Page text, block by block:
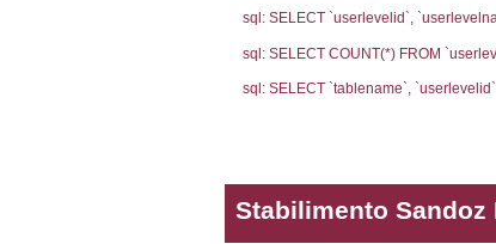
Debug
sql:
sql: